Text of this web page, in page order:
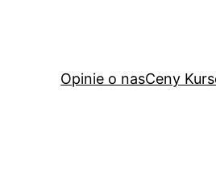
Opinie o nasCeny